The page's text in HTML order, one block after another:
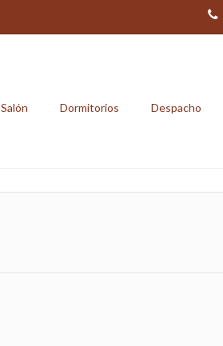
Salón Dormitorios Despacho